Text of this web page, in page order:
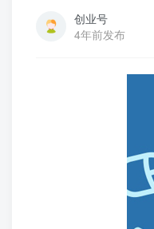
创业号
4年前发布